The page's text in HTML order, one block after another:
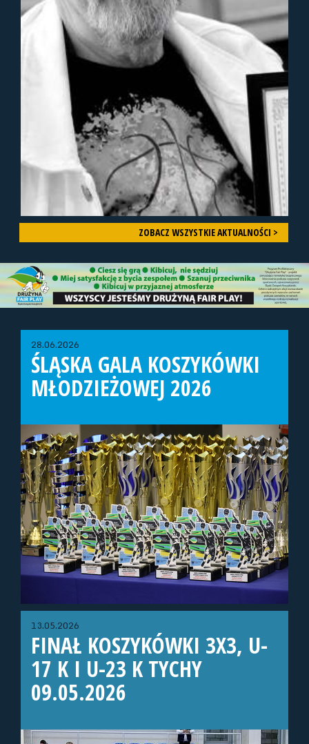
ZOBACZ WSZYSTKIE AKTUALNOŚCI >
28.06.2026
ŚLĄSKA GALA KOSZYKÓWKI
MŁODZIEŻOWEJ 2026
13.05.2026
FINAŁ KOSZYKÓWKI 3X3, U-
17 K I U-23 K TYCHY
09.05.2026